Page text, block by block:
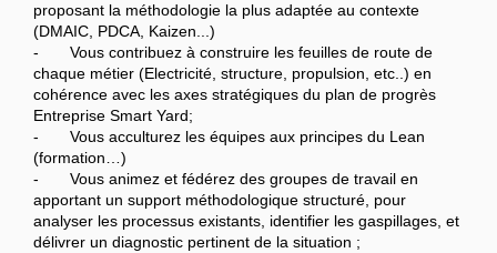
proposant la méthodologie la plus adaptée au contexte
(DMAIC, PDCA, Kaizen...)
- Vous contribuez à construire les feuilles de route de
chaque métier (Electricité, structure, propulsion, etc..) en
cohérence avec les axes stratégiques du plan de progrès
Entreprise Smart Yard;
- Vous acculturez les équipes aux principes du Lean
(formation…)
- Vous animez et fédérez des groupes de travail en
apportant un support méthodologique structuré, pour
analyser les processus existants, identifier les gaspillages, et
délivrer un diagnostic pertinent de la situation ;